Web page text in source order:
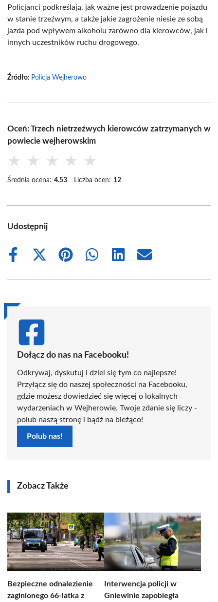
Policjanci podkreślają, jak ważne jest prowadzenie pojazdu
w stanie trzeźwym, a także jakie zagrożenie niesie ze sobą
jazda pod wpływem alkoholu zarówno dla kierowców, jak i
innych uczestników ruchu drogowego.
Źródło: Policja Wejherowo
Oceń: Trzech nietrzeźwych kierowców zatrzymanych w
powiecie wejherowskim
★ ★ ★ ★ ★
Średnia ocena: 4.53 Liczba ocen: 12
Udostępnij
Share
Share
(Twitter)
Share
Share
Share
Share
Dołącz do nas na Facebooku!
Odkrywaj, dyskutuj i dziel się tym co najlepsze!
Przyłącz się do naszej społeczności na Facebooku,
gdzie możesz dowiedzieć się więcej o lokalnych
wydarzeniach w Wejherowie. Twoje zdanie się liczy -
polub naszą stronę i bądź na bieżąco!
Polub nas!
Zobacz Także
Bezpieczne odnalezienie
zaginionego 66-latka z
Interwencja policji w
Gniewinie zapobiegła